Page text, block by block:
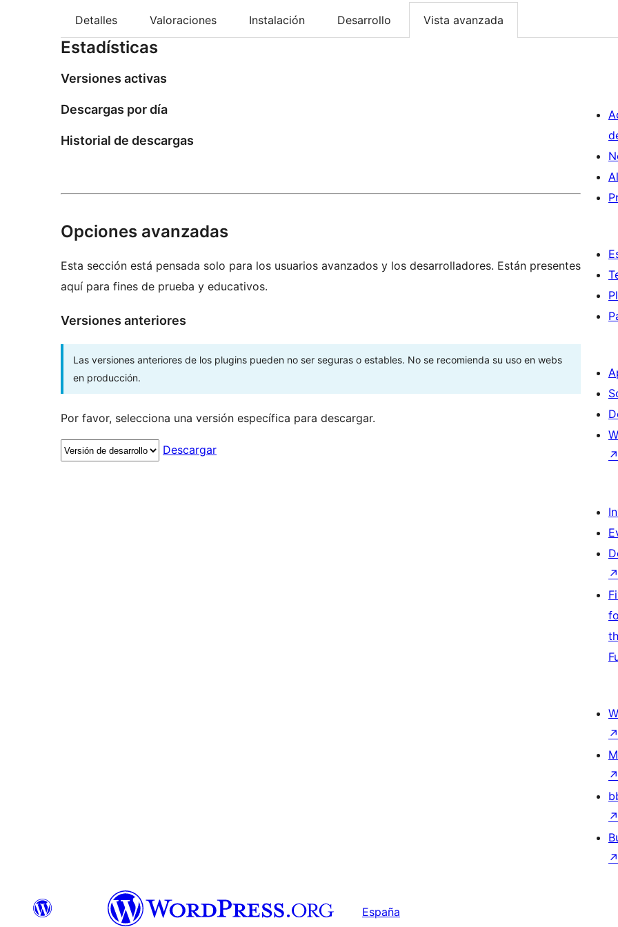
Detalles Valoraciones Instalación Desarrollo Vista avanzada
Estadísticas
Versiones activas
Descargas por día
Historial de descargas
Opciones avanzadas
Esta sección está pensada solo para los usuarios avanzados y los desarrolladores. Están presentes
aquí para fines de prueba y educativos.
Versiones anteriores
Las versiones anteriores de los plugins pueden no ser seguras o estables. No se recomienda su uso en webs
en producción.
Por favor, selecciona una versión específica para descargar.
Descargar
↗
↗
↗
↗
↗
↗
España